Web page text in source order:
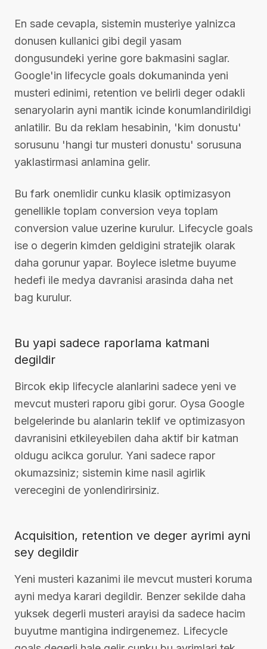
En sade cevapla, sistemin musteriye yalnizca
donusen kullanici gibi degil yasam
dongusundeki yerine gore bakmasini saglar.
Google'in lifecycle goals dokumaninda yeni
musteri edinimi, retention ve belirli deger odakli
senaryolarin ayni mantik icinde konumlandirildigi
anlatilir. Bu da reklam hesabinin, 'kim donustu'
sorusunu 'hangi tur musteri donustu' sorusuna
yaklastirmasi anlamina gelir.
Bu fark onemlidir cunku klasik optimizasyon
genellikle toplam conversion veya toplam
conversion value uzerine kurulur. Lifecycle goals
ise o degerin kimden geldigini stratejik olarak
daha gorunur yapar. Boylece isletme buyume
hedefi ile medya davranisi arasinda daha net
bag kurulur.
Bu yapi sadece raporlama katmani
degildir
Bircok ekip lifecycle alanlarini sadece yeni ve
mevcut musteri raporu gibi gorur. Oysa Google
belgelerinde bu alanlarin teklif ve optimizasyon
davranisini etkileyebilen daha aktif bir katman
oldugu acikca gorulur. Yani sadece rapor
okumazsiniz; sistemin kime nasil agirlik
verecegini de yonlendirirsiniz.
Acquisition, retention ve deger ayrimi ayni
sey degildir
Yeni musteri kazanimi ile mevcut musteri koruma
ayni medya karari degildir. Benzer sekilde daha
yuksek degerli musteri arayisi da sadece hacim
buyutme mantigina indirgenemez. Lifecycle